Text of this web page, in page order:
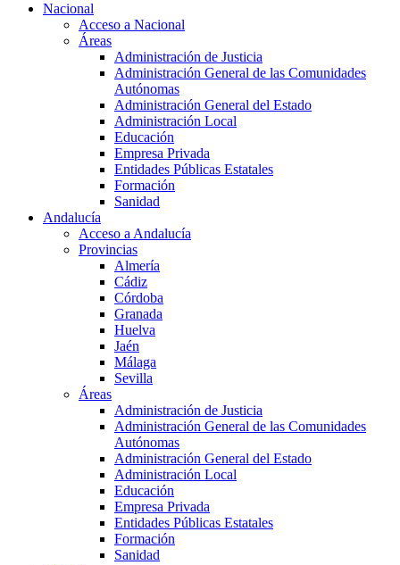
Nacional
Acceso a Nacional
Áreas
Administración de Justicia
Administración General de las Comunidades
Autónomas
Administración General del Estado
Administración Local
Educación
Empresa Privada
Entidades Públicas Estatales
Formación
Sanidad
Andalucía
Acceso a Andalucía
Provincias
Almería
Cádiz
Córdoba
Granada
Huelva
Jaén
Málaga
Sevilla
Áreas
Administración de Justicia
Administración General de las Comunidades
Autónomas
Administración General del Estado
Administración Local
Educación
Empresa Privada
Entidades Públicas Estatales
Formación
Sanidad